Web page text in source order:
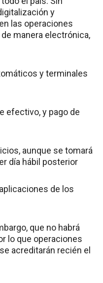
y
las operaciones
manera electrónica,
y terminales
efectivo, y pago de
aunque se tomará
día hábil posterior
de los
que no habrá
lo que operaciones
acreditarán recién el